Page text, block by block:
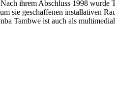
ihrem Abschluss 1998
sie geschaffenen installativen
Tambwe ist auch als